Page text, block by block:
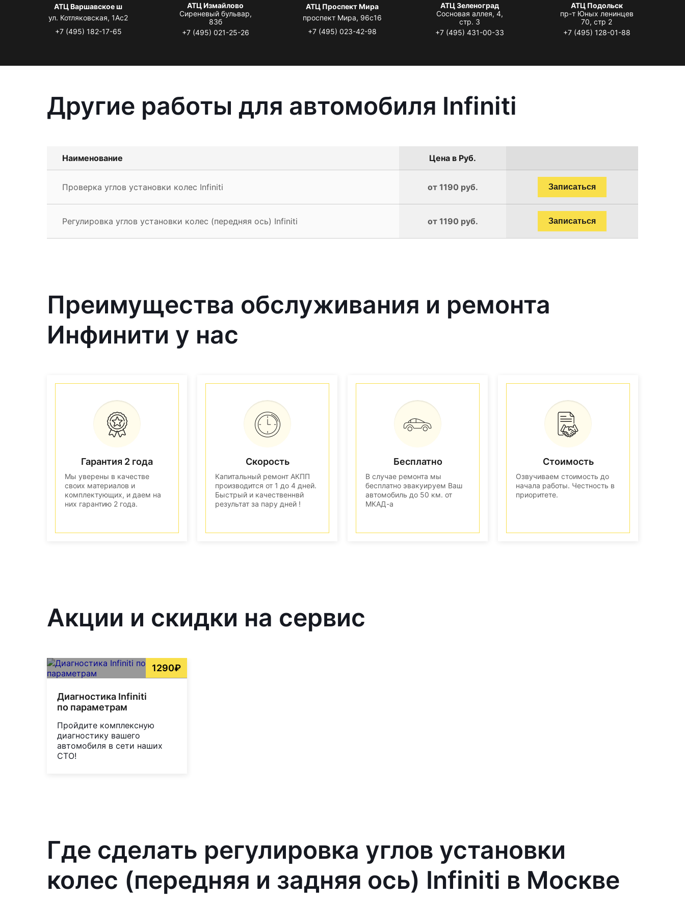
АТЦ Варшавское ш
ул. Котляковская, 1Ас2
+7 (495) 182-17-65
АТЦ Измайлово
Сиреневый бульвар,
83б
+7 (495) 021-25-26
АТЦ Проспект Мира
проспект Мира, 96с16
+7 (495) 023-42-98
АТЦ Зеленоград
Сосновая аллея, 4,
стр. 3
+7 (495) 431-00-33
АТЦ Подольск
пр-т Юных ленинцев
70, стр 2
+7 (495) 128-01-88
Другие работы для автомобиля Infiniti
Наименование Цена в Руб.
Проверка углов установки колес Infiniti от 1190 руб. Записаться
Регулировка углов установки колес (передняя ось) Infiniti от 1190 руб. Записаться
Преимущества обслуживания и ремонта
Инфинити у нас
Гарантия 2 года
Мы уверены в качестве
своих материалов и
комплектующих, и даем на
них гарантию 2 года.
Скорость
Капитальный ремонт АКПП
производится от 1 до 4 дней.
Быстрый и качественнвй
результат за пару дней !
Бесплатно
В случае ремонта мы
бесплатно эвакуируем Ваш
автомобиль до 50 км. от
МКАД-а
Стоимость
Озвучиваем стоимость до
начала работы. Честность в
приоритете.
Акции и скидки на сервис
1290₽
Диагностика Infiniti
по параметрам
Пройдите комплексную
диагностику вашего
автомобиля в сети наших
СТО!
Где сделать регулировка углов установки
колес (передняя и задняя ось) Infiniti в Москве